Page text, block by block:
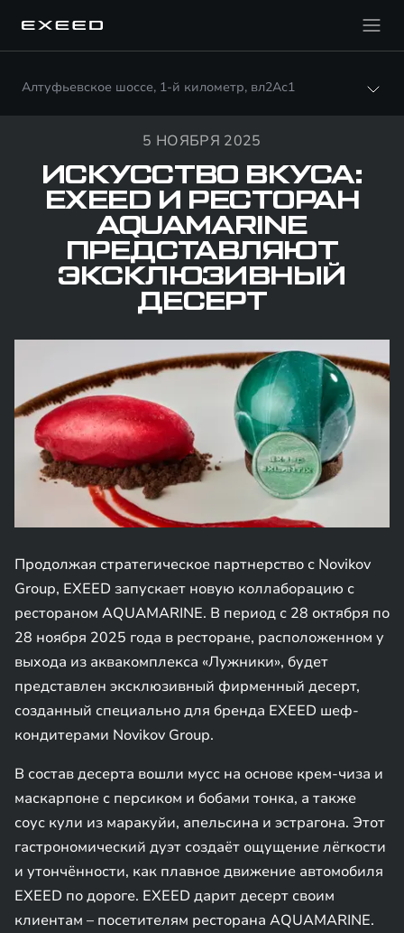
Алтуфьевское шоссе, 1-й километр, вл2Ас1
5 НОЯБРЯ 2025
ИСКУССТВО ВКУСА:
EXEED И РЕСТОРАН
AQUAMARINE
ПРЕДСТАВЛЯЮТ
ЭКСКЛЮЗИВНЫЙ
ДЕСЕРТ
Продолжая стратегическое партнерство с Novikov
Group, EXEED запускает новую коллаборацию с
рестораном AQUAMARINE. В период с 28 октября по
28 ноября 2025 года в ресторане, расположенном у
выхода из аквакомплекса «Лужники», будет
представлен эксклюзивный фирменный десерт,
созданный специально для бренда EXEED шеф-
кондитерами Novikov Group.
В состав десерта вошли мусс на основе крем-чиза и
маскарпоне с персиком и бобами тонка, а также
соус кули из маракуйи, апельсина и эстрагона. Этот
гастрономический дуэт создаёт ощущение лёгкости
и утончённости, как плавное движение автомобиля
EXEED по дороге. EXEED дарит десерт своим
клиентам – посетителям ресторана AQUAMARINE.